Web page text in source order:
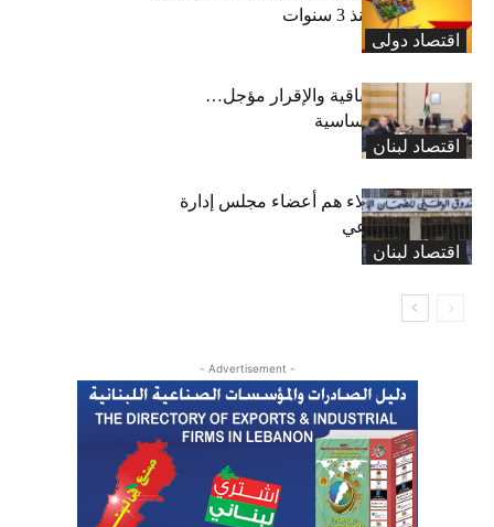
اقتصاد دولی
أعلى مستوى منذ 3 سنوات
اقتصاد لبنان
رسوم النفايات باقية والإقرار مؤجل…
واستثناء لمواد أساسية
اقتصاد لبنان
بعد 19 عاماً: هؤلاء هم أعضاء مجلس إدارة
الضمان الاجتماعي
- Advertisement -